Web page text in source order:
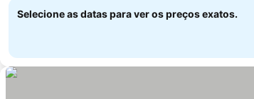
Selecione as datas para ver os preços exatos.